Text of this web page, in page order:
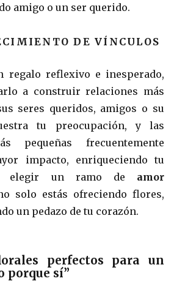
amigo o un ser querido.
DE VÍNCULOS
regalo reflexivo e inesperado,
a construir relaciones más
seres queridos, amigos o su
tu preocupación, y las
pequeñas frecuentemente
impacto, enriqueciendo tu
elegir un ramo de amor
solo estás ofreciendo flores,
un pedazo de tu corazón.
perfectos para un
porque sí”